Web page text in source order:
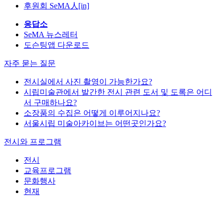
후원회 SeMA人[in]
응답소
SeMA 뉴스레터
도슨팅앱 다운로드
자주 묻는 질문
전시실에서 사진 촬영이 가능한가요?
시립미술관에서 발간한 전시 관련 도서 및 도록은 어디
서 구매하나요?
소장품의 수집은 어떻게 이루어지나요?
서울시립 미술아카이브는 어떤곳인가요?
전시와 프로그램
전시
교육프로그램
문화행사
현재